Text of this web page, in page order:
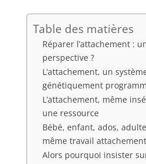
Table des matières
Réparer l’attachement :
perspective ?
L’attachement, un
génétiquement
L’attachement, même
une ressource
Bébé, enfant, ados,
même travail
Alors pourquoi insister